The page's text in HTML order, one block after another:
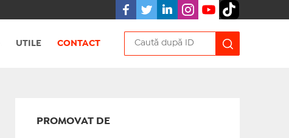
UTILE CONTACT
PROMOVAT DE